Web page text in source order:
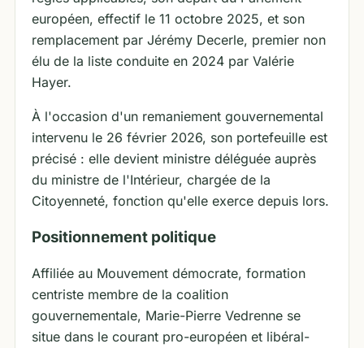
européen, effectif le 11 octobre 2025, et son
remplacement par Jérémy Decerle, premier non
élu de la liste conduite en 2024 par Valérie
Hayer.
À l'occasion d'un remaniement gouvernemental
intervenu le 26 février 2026, son portefeuille est
précisé : elle devient ministre déléguée auprès
du ministre de l'Intérieur, chargée de la
Citoyenneté, fonction qu'elle exerce depuis lors.
Positionnement politique
Affiliée au Mouvement démocrate, formation
centriste membre de la coalition
gouvernementale, Marie-Pierre Vedrenne se
situe dans le courant pro-européen et libéral-